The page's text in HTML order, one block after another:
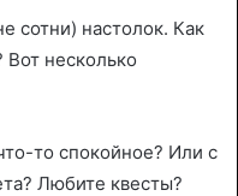
сотни) настолок. Как
Вот несколько
то спокойное? Или с
Любите квесты?